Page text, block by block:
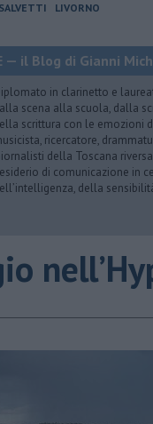
LIVORNO
— il Blog di Gianni
in clarinetto e
scena alla scuola, dalla
scrittura con le emozioni
ricercatore,
della Toscana
di comunicazione in
della